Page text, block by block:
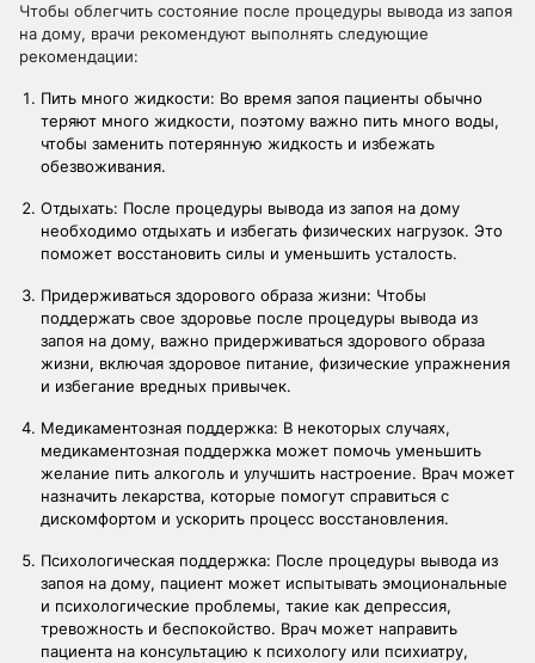
Чтобы облегчить состояние после процедуры вывода из запоя
на дому, врачи рекомендуют выполнять следующие
рекомендации:
Пить много жидкости: Во время запоя пациенты обычно
теряют много жидкости, поэтому важно пить много воды,
чтобы заменить потерянную жидкость и избежать
обезвоживания.
Отдыхать: После процедуры вывода из запоя на дому
необходимо отдыхать и избегать физических нагрузок. Это
поможет восстановить силы и уменьшить усталость.
Придерживаться здорового образа жизни: Чтобы
поддержать свое здоровье после процедуры вывода из
запоя на дому, важно придерживаться здорового образа
жизни, включая здоровое питание, физические упражнения
и избегание вредных привычек.
Медикаментозная поддержка: В некоторых случаях,
медикаментозная поддержка может помочь уменьшить
желание пить алкоголь и улучшить настроение. Врач может
назначить лекарства, которые помогут справиться с
дискомфортом и ускорить процесс восстановления.
Психологическая поддержка: После процедуры вывода из
запоя на дому, пациент может испытывать эмоциональные
и психологические проблемы, такие как депрессия,
тревожность и беспокойство. Врач может направить
пациента на консультацию к психологу или психиатру,